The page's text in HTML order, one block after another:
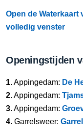
Open de Waterkaart
volledig venster
Openingstijden
1.Appingedam: De
2.Appingedam:
3.Appingedam:
4. Garrelsweer: